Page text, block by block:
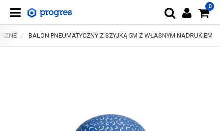
0
BALON PNEUMATYCZNY Z SZYJKĄ 5M Z WŁASNYM NADRUKIEM